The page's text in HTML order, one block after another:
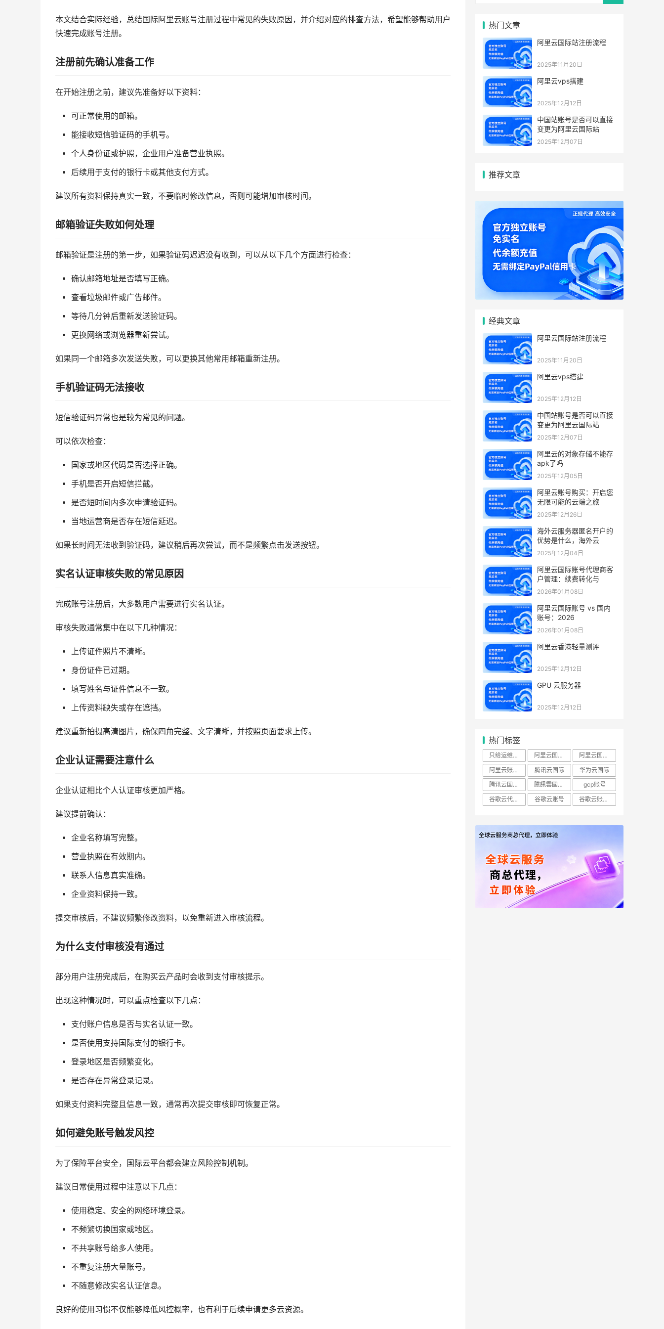
本文结合实际经验，总结国际阿里云账号注册过程中常见的失败原因，并介绍对应的排查方法，希望能够帮助用户
快速完成账号注册。
注册前先确认准备工作
在开始注册之前，建议先准备好以下资料：
可正常使用的邮箱。
能接收短信验证码的手机号。
个人身份证或护照，企业用户准备营业执照。
后续用于支付的银行卡或其他支付方式。
建议所有资料保持真实一致，不要临时修改信息，否则可能增加审核时间。
邮箱验证失败如何处理
邮箱验证是注册的第一步，如果验证码迟迟没有收到，可以从以下几个方面进行检查：
确认邮箱地址是否填写正确。
查看垃圾邮件或广告邮件。
等待几分钟后重新发送验证码。
更换网络或浏览器重新尝试。
如果同一个邮箱多次发送失败，可以更换其他常用邮箱重新注册。
手机验证码无法接收
短信验证码异常也是较为常见的问题。
可以依次检查：
国家或地区代码是否选择正确。
手机是否开启短信拦截。
是否短时间内多次申请验证码。
当地运营商是否存在短信延迟。
如果长时间无法收到验证码，建议稍后再次尝试，而不是频繁点击发送按钮。
实名认证审核失败的常见原因
完成账号注册后，大多数用户需要进行实名认证。
审核失败通常集中在以下几种情况：
上传证件照片不清晰。
身份证件已过期。
填写姓名与证件信息不一致。
上传资料缺失或存在遮挡。
建议重新拍摄高清图片，确保四角完整、文字清晰，并按照页面要求上传。
企业认证需要注意什么
企业认证相比个人认证审核更加严格。
建议提前确认：
企业名称填写完整。
营业执照在有效期内。
联系人信息真实准确。
企业资料保持一致。
提交审核后，不建议频繁修改资料，以免重新进入审核流程。
为什么支付审核没有通过
部分用户注册完成后，在购买云产品时会收到支付审核提示。
出现这种情况时，可以重点检查以下几点：
支付账户信息是否与实名认证一致。
是否使用支持国际支付的银行卡。
登录地区是否频繁变化。
是否存在异常登录记录。
如果支付资料完整且信息一致，通常再次提交审核即可恢复正常。
如何避免账号触发风控
为了保障平台安全，国际云平台都会建立风险控制机制。
建议日常使用过程中注意以下几点：
使用稳定、安全的网络环境登录。
不频繁切换国家或地区。
不共享账号给多人使用。
不重复注册大量账号。
不随意修改实名认证信息。
良好的使用习惯不仅能够降低风控概率，也有利于后续申请更多云资源。
热门文章
阿里云国际站注册流程
2025年11月20日
阿里云vps搭建
2025年12月12日
中国站账号是否可以直接
变更为阿里云国际站
2025年12月07日
推荐文章
经典文章
阿里云国际站注册流程
2025年11月20日
阿里云vps搭建
2025年12月12日
中国站账号是否可以直接
变更为阿里云国际站
2025年12月07日
阿里云的对象存储不能存
apk了吗
2025年12月05日
阿里云账号购买：开启您
无限可能的云端之旅
2025年12月26日
海外云服务器匿名开户的
优势是什么，海外云
2025年12月04日
阿里云国际账号代理商客
户管理：续费转化与
2026年01月08日
阿里云国际账号 vs 国内
账号：2026
2026年01月08日
阿里云香港轻量测评
2025年12月12日
GPU 云服务器
2025年12月12日
热门标签
只给运维开ECS查看权限怎么做？ 阿里云国际账号
阿里云国际站
阿里云账号购买：（RAM）授权
腾讯云国际
华为云国际
腾讯云国际版
騰訊雲國際站
gcp账号
谷歌云代理商
谷歌云账号 谷歌云账号购买